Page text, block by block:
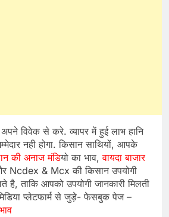
अपने विवेक से करे. व्यापर में हुई लाभ हानि
नही होगा. किसान साथियों, आपके
की अनाज मंडियो का भाव, वायदा बाजार
और Ncdex & Mcx की किसान उपयोगी
है, ताकि आपको उपयोगी जानकारी मिलती
प्लेटफार्म से जुड़े- फेसबुक पेज –